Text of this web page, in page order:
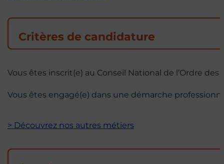
Critères de candidature
Vous êtes inscrit(e) au Conseil National de l’Ordre des
Vous êtes engagé(e) dans une démarche
> Découvrez nos autres métiers